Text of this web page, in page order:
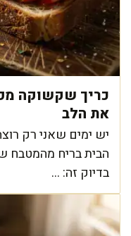
את הלב
יש ימים שאני רק
הבית בריח מהמטבח
בדיוק זה: ...